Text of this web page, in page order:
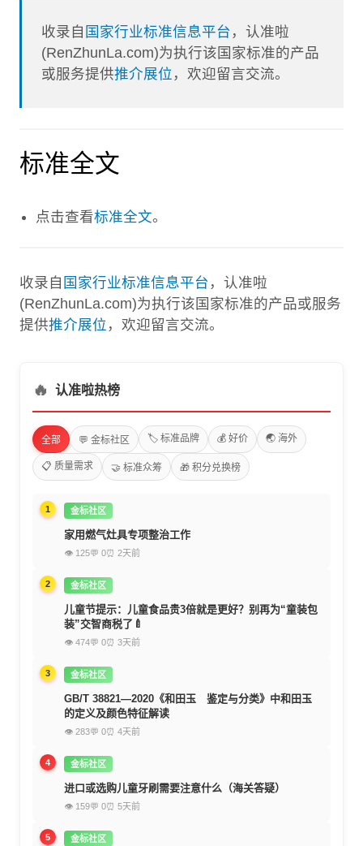
收录自 国家行业标准信息平台 ，认准啦
(RenZhunLa.com)为执行该国家标准的产品
或服务提供推介展位 ，欢迎留言交流。
标准全文
点击查看标准全文。
收录自 国家行业标准信息平台 ，认准啦
(RenZhunLa.com)为执行该国家标准的产品或服务
提供推介展位 ，欢迎留言交流。
🔥 认准啦热榜
全部 💬 金标社区 🏷️ 标准品牌 💰 好价 🌏 海外
📋 质量需求 🤝 标准众筹 🎁 积分兑换榜
1 金标社区
家用燃气灶具专项整治工作
👁 125💬 0⏰ 2天前
2 金标社区
儿童节提示：儿童食品贵3倍就是更好？别再为“童装包
装”交智商税了🍼
👁 474💬 0⏰ 3天前
3 金标社区
GB/T 38821—2020《和田玉 鉴定与分类》中和田玉
的定义及颜色特征解读
👁 283💬 0⏰ 4天前
4 金标社区
进口或选购儿童牙刷需要注意什么（海关答疑）
👁 159💬 0⏰ 5天前
5 金标社区